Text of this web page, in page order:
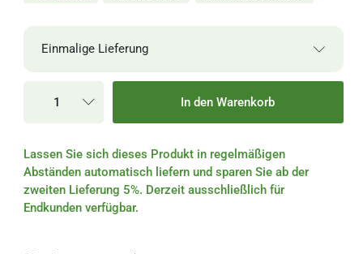
Einmalige Lieferung
Alle 2 Wochen
Alle 4 Wochen
Alle 6 Wochen
In den Warenkorb
Lassen Sie sich dieses Produkt in regelmäßigen
Abständen automatisch liefern und sparen Sie ab der
zweiten Lieferung 5%. Derzeit ausschließlich für
Endkunden verfügbar.